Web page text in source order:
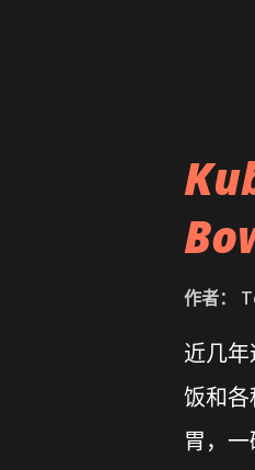
作者：
近几
饭和
胃，